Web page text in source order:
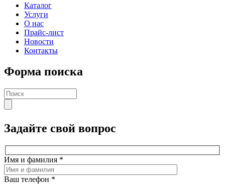
Каталог
Услуги
О нас
Прайс-лист
Новости
Контакты
Форма поиска
Задайте свой вопрос
Имя и фамилия *
Ваш телефон *